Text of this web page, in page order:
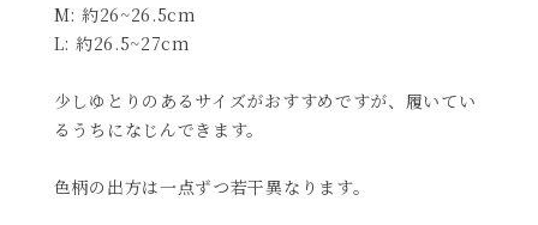
M: 約26~26.5cm
L: 約26.5~27cm
少しゆとりのあるサイズがおすすめですが、履いてい
るうちになじんできます。
色柄の出方は一点ずつ若干異なります。